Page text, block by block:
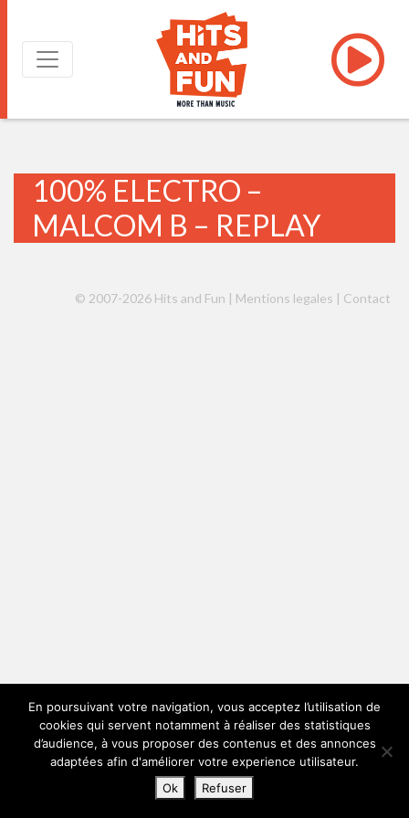
100% ELECTRO –
MALCOM B – REPLAY
© 2007-2026 Hits and Fun | Mentions legales | Contact
En poursuivant votre navigation, vous acceptez l’utilisation de
cookies qui servent notamment à réaliser des statistiques
d’audience, à vous proposer des contenus et des annonces
adaptées afin d'améliorer votre experience utilisateur.
Ok
Refuser